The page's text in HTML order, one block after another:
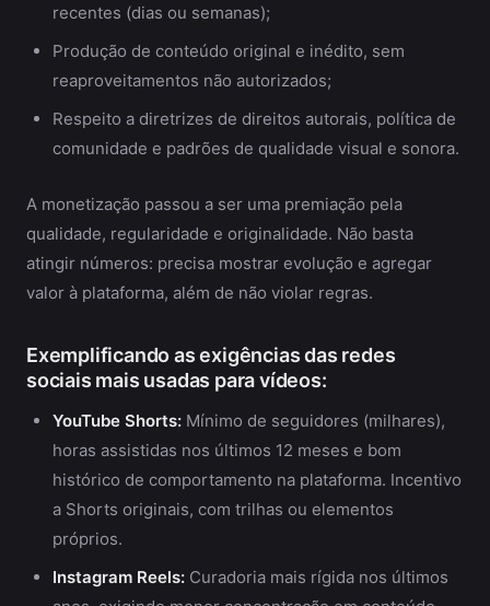
recentes (dias ou semanas);
Produção de conteúdo original e inédito, sem
reaproveitamentos não autorizados;
Respeito a diretrizes de direitos autorais, política de
comunidade e padrões de qualidade visual e sonora.
A monetização passou a ser uma premiação pela
qualidade, regularidade e originalidade. Não basta
atingir números: precisa mostrar evolução e agregar
valor à plataforma, além de não violar regras.
Exemplificando as exigências das redes
sociais mais usadas para vídeos:
YouTube Shorts: Mínimo de seguidores (milhares),
horas assistidas nos últimos 12 meses e bom
histórico de comportamento na plataforma. Incentivo
a Shorts originais, com trilhas ou elementos
próprios.
Instagram Reels: Curadoria mais rígida nos últimos